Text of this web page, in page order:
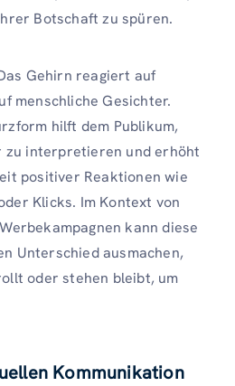
Botschaft zu spüren.
Gehirn reagiert auf
menschliche Gesichter.
hilft dem Publikum,
zu interpretieren und erhöht
positiver Reaktionen wie
Klicks. Im Kontext von
kann diese
Unterschied ausmachen,
oder stehen bleibt, um
Kommunikation